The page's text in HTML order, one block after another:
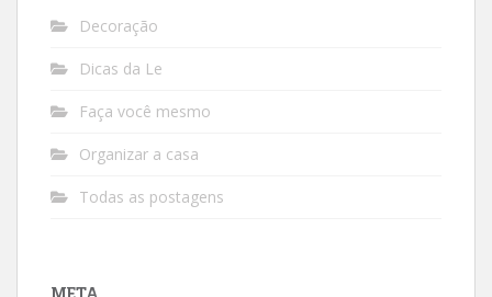
Decoração
Dicas da Le
Faça você mesmo
Organizar a casa
Todas as postagens